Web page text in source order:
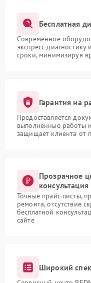
Бесплатная
Современное
экспресс-
сроки, минимизируя
Гарантия на
Предоставляется
выполненные работы
защищает клиента от
Прозрачное
консультация
Точные прайс-листы,
ремонта, отсутствие
бесплатной
сайте
Широкий